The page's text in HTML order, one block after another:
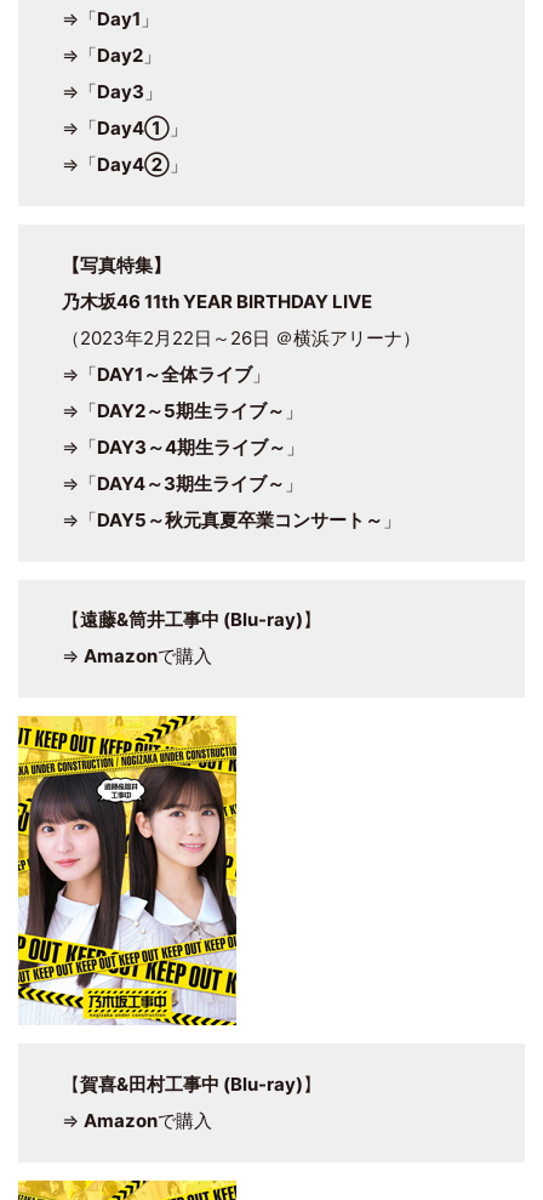
⇒「Day1 」
⇒「Day2」
⇒「Day3 」
⇒「Day4①」
⇒「Day4②」
【写真特集】
乃木坂46 11th YEAR BIRTHDAY LIVE
（2023年2月22日～26日 ＠横浜アリーナ）
⇒「DAY1～全体ライブ」
⇒「DAY2～5期生ライブ～ 」
⇒「DAY3～4期生ライブ～ 」
⇒「DAY4～3期生ライブ～ 」
⇒「DAY5～秋元真夏卒業コンサート～ 」
【遠藤&筒井工事中 (Blu-ray)】
⇒ Amazonで購入
【賀喜&田村工事中 (Blu-ray)】
⇒ Amazonで購入